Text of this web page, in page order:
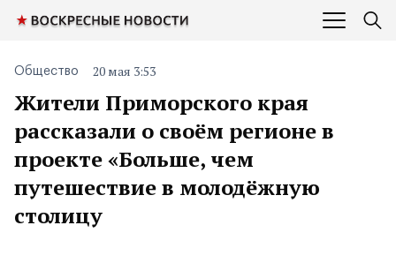
Жители Приморского края
рассказали о своём регионе в
проекте «Больше, чем
путешествие в молодёжную
столицу
Общество 20 мая 3:53